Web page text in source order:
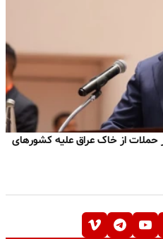
حملات از خاک عراق علیه کشورهای